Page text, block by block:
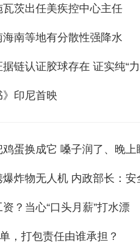
茨出任美疾控中心主任
南等地有分散性强降水
链认证胶球存在 证实纯“
》印尼首映
蛋换成它 嗓子润了、晚上
炸物无人机 内政部长：安
？当心“口头月薪”打水漂
，打包责任由谁承担？